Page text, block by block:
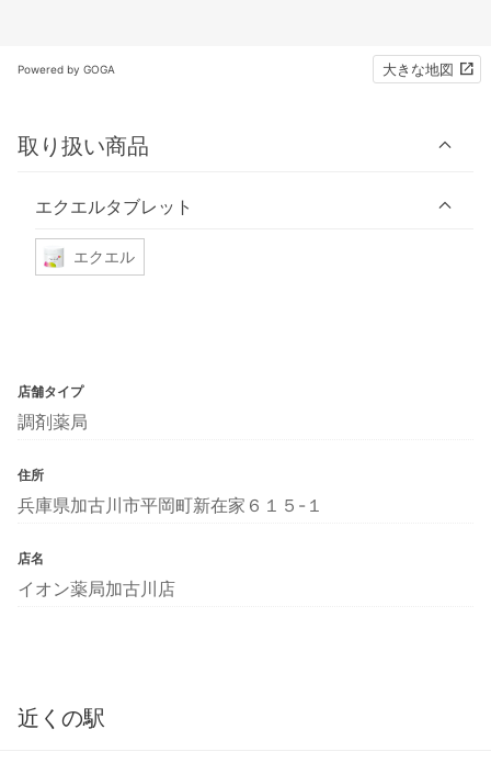
Powered by GOGA 大きな地図
取り扱い商品
エクエルタブレット
エクエル
店舗タイプ
調剤薬局
住所
兵庫県加古川市平岡町新在家６１５-１
店名
イオン薬局加古川店
近くの駅